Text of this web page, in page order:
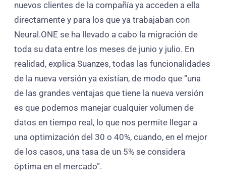
nuevos clientes de la compañía ya acceden a ella
directamente y para los que ya trabajaban con
Neural.ONE se ha llevado a cabo la migración de
toda su data entre los meses de junio y julio. En
realidad, explica Suanzes, todas las funcionalidades
de la nueva versión ya existían, de modo que “una
de las grandes ventajas que tiene la nueva versión
es que podemos manejar cualquier volumen de
datos en tiempo real, lo que nos permite llegar a
una optimización del 30 o 40%, cuando, en el mejor
de los casos, una tasa de un 5% se considera
óptima en el mercado”.